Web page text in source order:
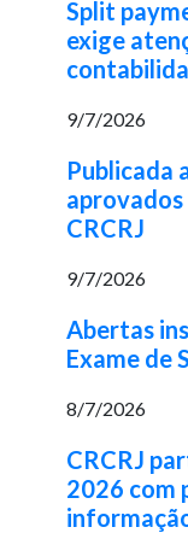
Split
exige
9/7/2026
Publicada
CRCRJ
9/7/2026
Abertas
Exame de
8/7/2026
CRCRJ
2026 com